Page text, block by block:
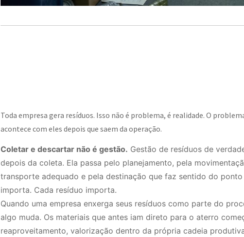
Toda empresa gera resíduos. Isso não é problema, é realidade. O
acontece com eles depois que saem da operação.
Coletar e descartar não é gestão. Gestão de resíduos de
depois da coleta. Ela passa pelo planejamento, pela
transporte adequado e pela destinação que faz sentido do
importa. Cada resíduo importa.
Quando uma empresa enxerga seus resíduos como parte do
algo muda. Os materiais que antes iam direto para o aterro
reaproveitamento, valorização dentro da própria cadeia